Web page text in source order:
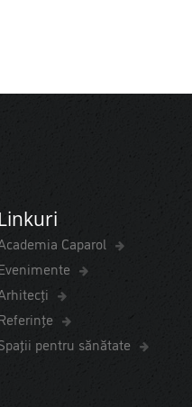
Linkuri
Caparol
pentru sănătate